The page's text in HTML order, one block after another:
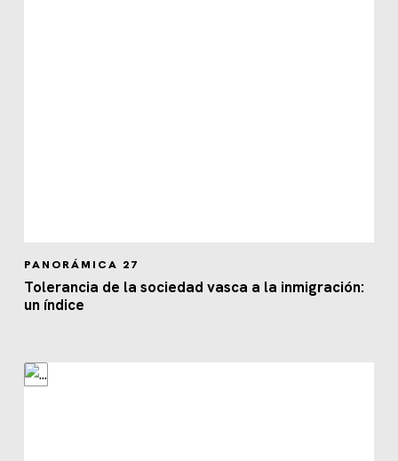
PANORÁMICA 27
Tolerancia de la sociedad vasca a la inmigración:
un índice